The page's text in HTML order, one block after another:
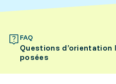
FAQ
Questions
posées